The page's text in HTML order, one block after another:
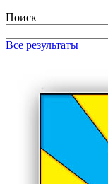
Поиск
Все результаты